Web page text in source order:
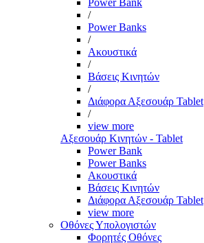
Power Bank
/
Power Banks
/
Ακουστικά
/
Βάσεις Κινητών
/
Διάφορα Αξεσουάρ Tablet
/
view more
Αξεσουάρ Κινητών - Tablet
Power Bank
Power Banks
Ακουστικά
Βάσεις Κινητών
Διάφορα Αξεσουάρ Tablet
view more
Οθόνες Υπολογιστών
Φορητές Οθόνες